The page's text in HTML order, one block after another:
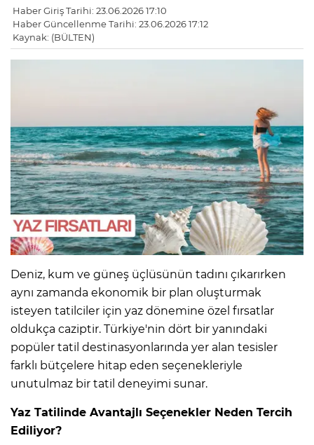
Haber Giriş Tarihi: 23.06.2026 17:10
Haber Güncellenme Tarihi: 23.06.2026 17:12
Kaynak: (BÜLTEN)
Deniz, kum ve güneş üçlüsünün tadını çıkarırken
aynı zamanda ekonomik bir plan oluşturmak
isteyen tatilciler için yaz dönemine özel fırsatlar
oldukça caziptir. Türkiye'nin dört bir yanındaki
popüler tatil destinasyonlarında yer alan tesisler
farklı bütçelere hitap eden seçenekleriyle
unutulmaz bir tatil deneyimi sunar.
Yaz Tatilinde Avantajlı Seçenekler Neden Tercih
Ediliyor?